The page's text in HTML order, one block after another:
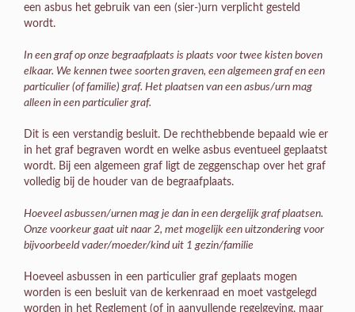
een asbus het gebruik van een (sier-)urn verplicht gesteld
wordt.
In een graf op onze begraafplaats is plaats voor twee kisten boven
elkaar. We kennen twee soorten graven, een algemeen graf en een
particulier (of familie) graf. Het plaatsen van een asbus/urn mag
alleen in een particulier graf.
Dit is een verstandig besluit. De rechthebbende bepaald wie er
in het graf begraven wordt en welke asbus eventueel geplaatst
wordt. Bij een algemeen graf ligt de zeggenschap over het graf
volledig bij de houder van de begraafplaats.
Hoeveel asbussen/urnen mag je dan in een dergelijk graf plaatsen.
Onze voorkeur gaat uit naar 2, met mogelijk een uitzondering voor
bijvoorbeeld vader/moeder/kind uit 1 gezin/familie
Hoeveel asbussen in een particulier graf geplaats mogen
worden is een besluit van de kerkenraad en moet vastgelegd
worden in het Reglement (of in aanvullende regelgeving, maar